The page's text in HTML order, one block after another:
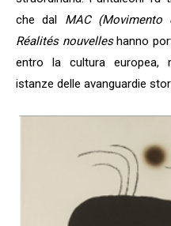
che dal MAC (Movimento
Réalités nouvelleshanno
entro la cultura europea,
istanze delle avanguardie